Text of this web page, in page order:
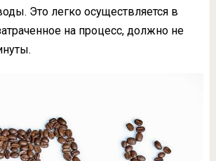
Это легко осуществляется в
на процесс, должно не